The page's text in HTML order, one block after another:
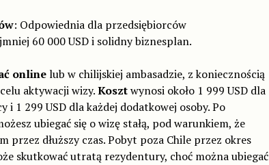
: Odpowiednia dla przedsiębiorców
60 000 USD i solidny biznesplan.
onlinelub w chilijskiej ambasadzie, z koniecznością
aktywacji wizy.Kosztwynosi około 1 999 USD dla
i 1 299 USD dla każdej dodatkowej osoby. Po
ubiegać się o wizę stałą, pod warunkiem, że
przez dłuższy czas. Pobyt poza Chile przez okres
skutkować utratą rezydentury, choć można ubiegać